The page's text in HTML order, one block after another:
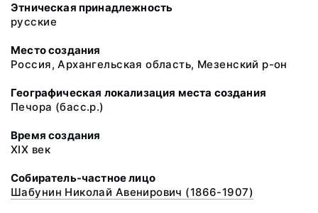
Этническая принадлежность
русские
Место создания
Россия, Архангельская область, Мезенский р-он
Географическая локализация места создания
Печора (басс.р.)
Время создания
XIX век
Собиратель-частное лицо
Шабунин Николай Авенирович (1866-1907)